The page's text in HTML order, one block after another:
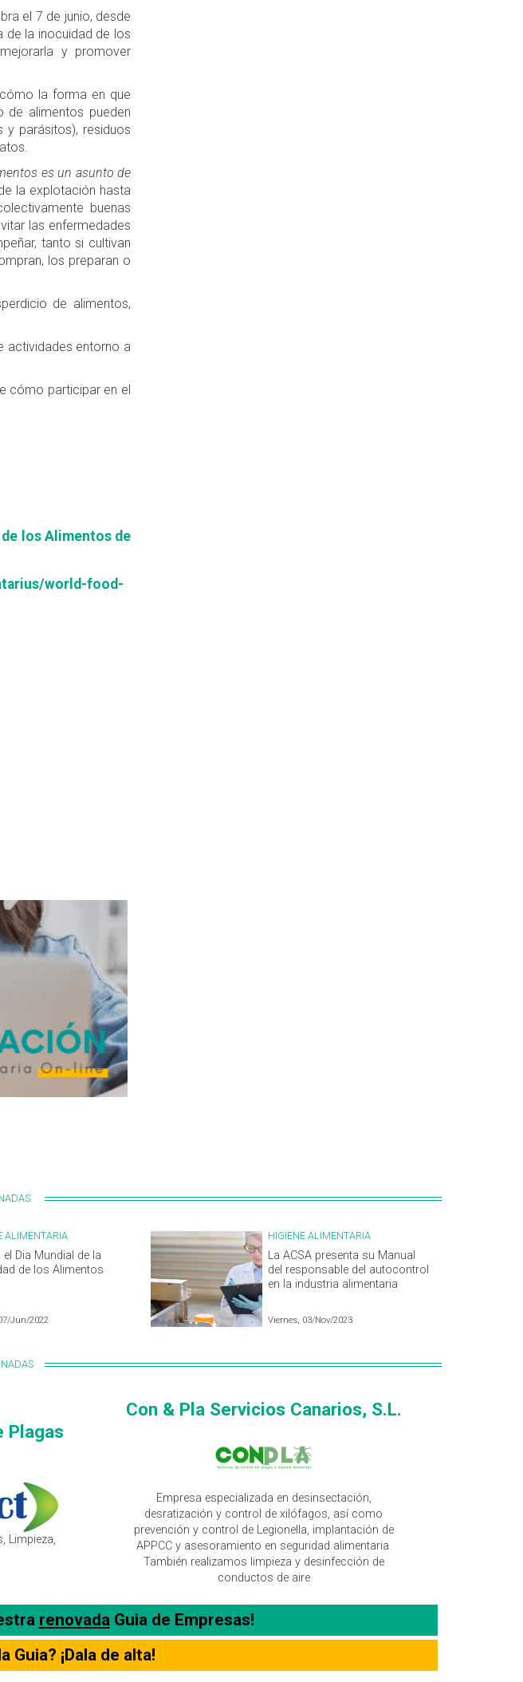
el 7 de junio, desde
de la inocuidad de los
y promover
la forma en que
de alimentos pueden
y parásitos), residuos
es un asunto de
la explotación hasta
buenas
las enfermedades
tanto si cultivan
los preparan o
de alimentos,
actividades entorno a
cómo participar en el
de los Alimentos de
world-food-
ALIMENTARIA
el Dia Mundial de la
de los Alimentos
Jun/2022
HIGIENE ALIMENTARIA
La ACSA presenta su Manual
del responsable del autocontrol
en la industria alimentaria
Viernes, 03/Nov/2023
Plagas
Limpieza,
Con & Pla Servicios Canarios, S.L.
Empresa especializada en desinsectación,
desratización y control de xilófagos, así como
prevención y control de Legionella, implantación de
APPCC y asesoramiento en seguridad alimentaria.
También realizamos limpieza y desinfección de
conductos de aire
renovadaGuia de Empresas!
Guia? ¡Dala de alta!